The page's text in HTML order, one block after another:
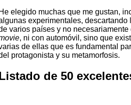
elegido muchas que me gustan,
experimentales, descartando
varios países y no
, ni con automóvil, sino que
de ellas que es fundamental
protagonista y su metamorfosis.
de 50